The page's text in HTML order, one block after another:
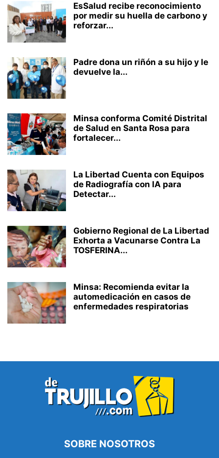
EsSalud recibe reconocimiento
por medir su huella de carbono y
reforzar...
Padre dona un riñón a su hijo y le
devuelve la...
Minsa conforma Comité Distrital
de Salud en Santa Rosa para
fortalecer...
La Libertad Cuenta con Equipos
de Radiografía con IA para
Detectar...
Gobierno Regional de La Libertad
Exhorta a Vacunarse Contra La
TOSFERINA...
Minsa: Recomienda evitar la
automedicación en casos de
enfermedades respiratorias
SOBRE NOSOTROS